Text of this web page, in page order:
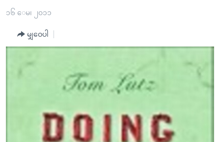
ပင်မ
အစ္စရေး-ပါလက်စတိုင်း
သတင်းလွတ်လပ်ခွင့်
အင်္ဂလိပ်စာလေ့လာမယ်
မကြေးမုံရဲ့ အင်္ဂလိပ်စာ
သုတပဒေသာ အင်္ဂလိပ်စာ
ရေဒီယိုနှင့်ရုပ်သံ အချက်အလက်များ
Learning English
၁၆ ေမ၊ ၂၀၁၁
မျှဝေပါ